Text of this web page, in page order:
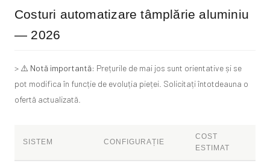
Costuri automatizare tâmplărie aluminiu
— 2026
> ⚠️ Notă importantă: Prețurile de mai jos sunt orientative și se
pot modifica în funcție de evoluția pieței. Solicitați întotdeauna o
ofertă actualizată.
SISTEM CONFIGURAȚIE
COST
ESTIMAT